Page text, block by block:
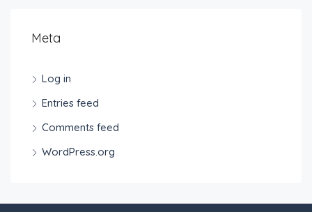
Meta
Log in
Entries feed
Comments feed
WordPress.org